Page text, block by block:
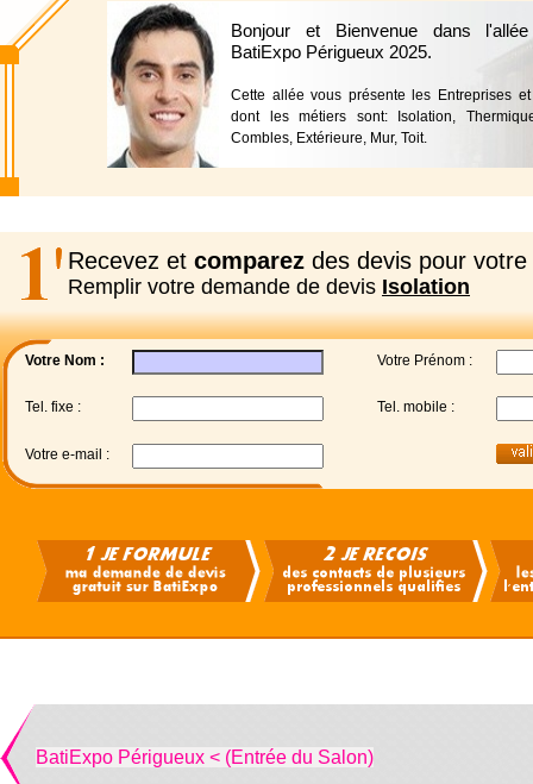
Bonjour et Bienvenue dans
BatiExpo Périgueux 2025.
Cette allée vous présente les Entreprises
dont les métiers sont: Isolation,
Combles, Extérieure, Mur, Toit.
Recevez et comparez des devis pour votre
Remplir votre demande de devis Isolation
Votre Nom : Votre Prénom :
Tel. fixe : Tel. mobile :
Votre e-mail :
BatiExpo Périgueux < (Entrée du Salon)